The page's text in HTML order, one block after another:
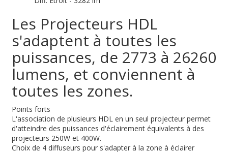
Les Projecteurs HDL
s'adaptent à toutes les
puissances, de 2773 à 26260
lumens, et conviennent à
toutes les zones.
Points forts
L'association de plusieurs HDL en un seul projecteur permet
d'atteindre des puissances d'éclairement équivalents à des
projecteurs 250W et 400W.
Choix de 4 diffuseurs pour s'adapter à la zone à éclairer